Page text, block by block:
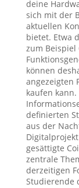
deine
sich mit der
aktuellen
bietet. Etwa
zum
können
angezeigten
kaufen
definierten
aus der
gesättigte
zentrale
derzeitigen
Studierende